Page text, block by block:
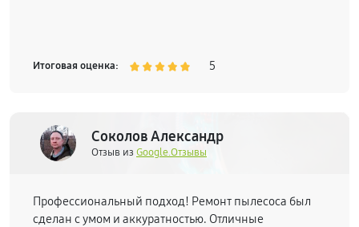
Итоговая оценка: 5
Соколов Александр
Отзыв из Google.Отзывы
Профессиональный подход! Ремонт пылесоса был
сделан с умом и аккуратностью. Отличные